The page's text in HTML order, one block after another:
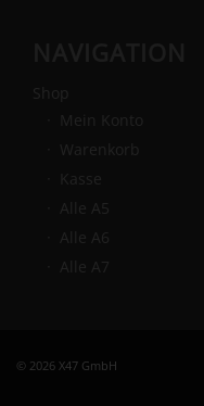
Shop
Mein Konto
Warenkorb
Kasse
Alle A5
Alle A6
Alle A7
© 2026 X47 GmbH